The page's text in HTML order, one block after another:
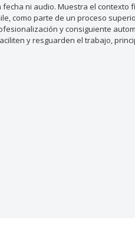
ni audio. Muestra el contexto
como parte de un proceso
y consiguiente
y resguarden el trabajo,